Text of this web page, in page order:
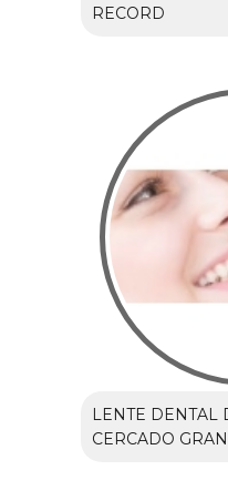
RECORD
LENTE DENTAL
CERCADO